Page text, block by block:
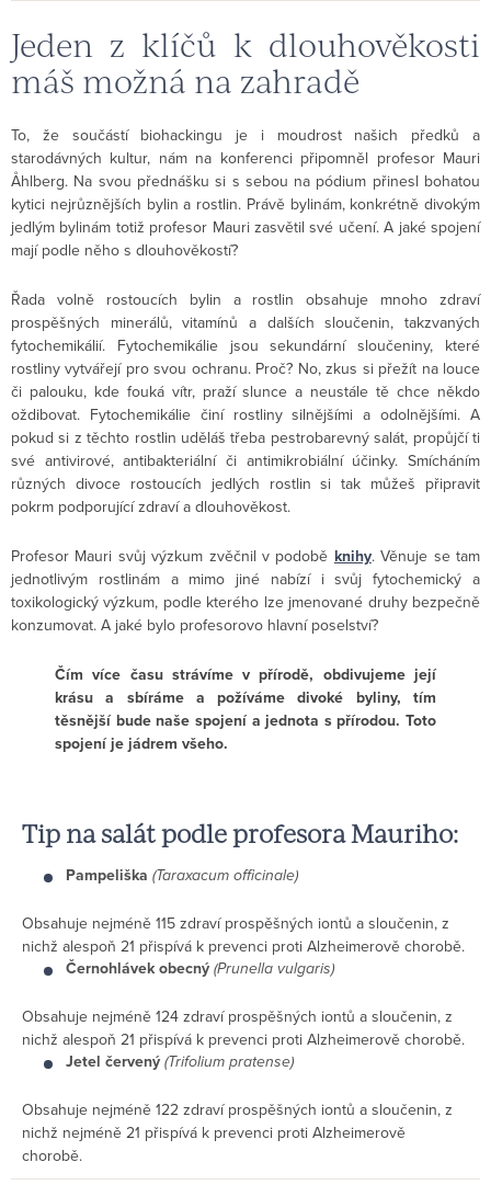
Jeden z klíčů k dlouhověkosti
máš možná na zahradě
To, že součástí biohackingu je i moudrost našich předků a
starodávných kultur, nám na konferenci připomněl profesor Mauri
Åhlberg. Na svou přednášku si s sebou na pódium přinesl bohatou
kytici nejrůznějších bylin a rostlin. Právě bylinám, konkrétně divokým
jedlým bylinám totiž profesor Mauri zasvětil své učení. A jaké spojení
mají podle něho s dlouhověkostí?
Řada volně rostoucích bylin a rostlin obsahuje mnoho zdraví
prospěšných minerálů, vitamínů a dalších sloučenin, takzvaných
fytochemikálií. Fytochemikálie jsou sekundární sloučeniny, které
rostliny vytvářejí pro svou ochranu. Proč? No, zkus si přežít na louce
či palouku, kde fouká vítr, praží slunce a neustále tě chce někdo
oždibovat. Fytochemikálie činí rostliny silnějšími a odolnějšími. A
pokud si z těchto rostlin uděláš třeba pestrobarevný salát, propůjčí ti
své antivirové, antibakteriální či antimikrobiální účinky. Smícháním
různých divoce rostoucích jedlých rostlin si tak můžeš připravit
pokrm podporující zdraví a dlouhověkost.
Profesor Mauri svůj výzkum zvěčnil v podobě knihy. Věnuje se tam
jednotlivým rostlinám a mimo jiné nabízí i svůj fytochemický a
toxikologický výzkum, podle kterého lze jmenované druhy bezpečně
konzumovat. A jaké bylo profesorovo hlavní poselství?
Čím více času strávíme v přírodě, obdivujeme její
krásu a sbíráme a požíváme divoké byliny, tím
těsnější bude naše spojení a jednota s přírodou. Toto
spojení je jádrem všeho.
Tip na salát podle profesora Mauriho:
Pampeliška (Taraxacum officinale)
Obsahuje nejméně 115 zdraví prospěšných iontů a sloučenin, z
nichž alespoň 21 přispívá k prevenci proti Alzheimerově chorobě.
Černohlávek obecný(Prunella vulgaris)
Obsahuje nejméně 124 zdraví prospěšných iontů a sloučenin, z
nichž alespoň 21 přispívá k prevenci proti Alzheimerově chorobě.
Jetel červený(Trifolium pratense)
Obsahuje nejméně 122 zdraví prospěšných iontů a sloučenin, z
nichž nejméně 21 přispívá k prevenci proti Alzheimerově
chorobě.